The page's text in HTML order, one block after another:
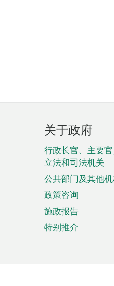
页
脚
菜
单
关于政府
行政长官、主要官
立法和司法机关
公共部门及其他
政策咨询
施政报告
特别推介